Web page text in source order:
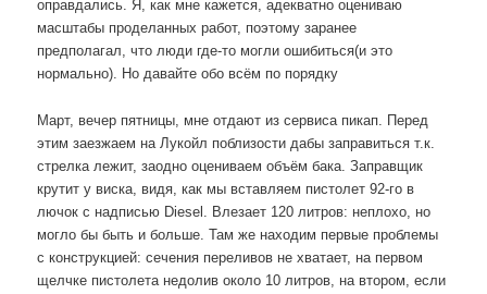
оправдались. Я, как мне кажется, адекватно оцениваю
масштабы проделанных работ, поэтому заранее
предполагал, что люди где-то могли ошибиться(и это
нормально). Но давайте обо всём по порядку
Март, вечер пятницы, мне отдают из сервиса пикап. Перед
этим заезжаем на Лукойл поблизости дабы заправиться т.к.
стрелка лежит, заодно оцениваем объём бака. Заправщик
крутит у виска, видя, как мы вставляем пистолет 92-го в
лючок с надписью Diesel. Влезает 120 литров: неплохо, но
могло бы быть и больше. Там же находим первые проблемы
с конструкцией: сечения переливов не хватает, на первом
щелчке пистолета недолив около 10 литров, на втором, если